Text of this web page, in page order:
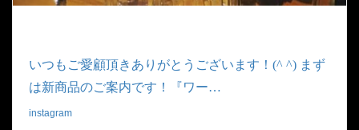
いつもご愛顧頂きありがとうございます！(^ ^) まず
は新商品のご案内です！『ワー…
instagram